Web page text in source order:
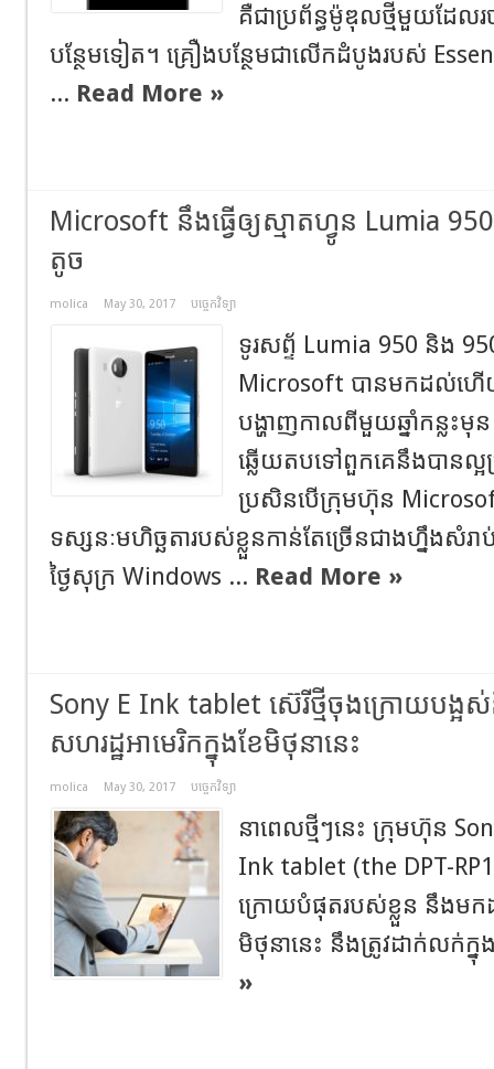
គឺជាប្រព័ន្ធម៉ូឌុលថ្មីមួយដែល
បន្ថែមទៀត។ គ្រឿងបន្ថែមជាលើកដំបូងរបស់
... Read More »
Microsoft នឹងធ្វើឲ្យស្មាតហ្វូន Lumia
តូច
molica May 30, 2017 បច្ចេកវិទ្យា
ទូរសព្ទ័ Lumia 950 និង
Microsoft បានមកដល់ហើ
បង្ហាញកាលពីមួយឆ្នាំកន្លះមុន
ឆ្លើយតបទៅពួកគេនឹងបានល្អ
ប្រសិនបើក្រុមហ៊ុន
ទស្សនៈមហិច្ឆតារបស់ខ្លួនកាន់តែច្រើនជាងហ្នឹងសំ
ថ្ងៃសុក្រ Windows ... Read More »
Sony E Ink tablet ស៊េរីថ្មីចុងក្រោយបង្
សហរដ្ឋអាមេរិកក្នុងខែមិថុនានេះ
molica May 30, 2017 បច្ចេកវិទ្យា
នាពេលថ្មីៗនេះ ក្រុមហ៊ុន
Ink tablet (the DPT-
ក្រោយបំផុតរបស់ខ្លួន នឹងមក
មិថុនានេះ នឹងត្រូវដាក់លក់ក្
»